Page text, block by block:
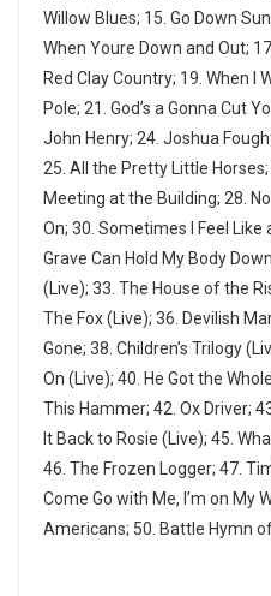
Willow Blues; 15. Go Down
When Youre Down and Out;
Red Clay Country; 19. When I
Pole; 21. God’s a Gonna Cut
John Henry; 24. Joshua
25. All the Pretty Little
Meeting at the Building; 28.
On; 30. Sometimes I Feel
Grave Can Hold My Body
(Live); 33. The House of the
The Fox (Live); 36. Devilish
Gone; 38. Children’s Trilogy
On (Live); 40. He Got the
This Hammer; 42. Ox Driver;
It Back to Rosie (Live); 45.
46. The Frozen Logger; 47.
Come Go with Me, I’m on My
Americans; 50. Battle Hymn